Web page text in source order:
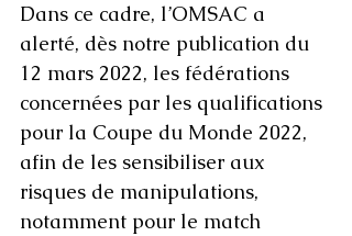
Dans ce cadre, l’OMSAC a
alerté, dès notre publication du
12 mars 2022, les fédérations
concernées par les qualifications
pour la Coupe du Monde 2022,
afin de les sensibiliser aux
risques de manipulations,
notamment pour le match